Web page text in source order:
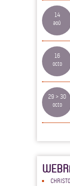
14
aoû
16
octo
29 > 30
octo